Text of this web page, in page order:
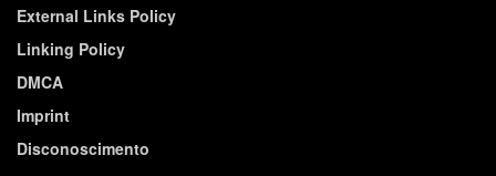
External Links Policy
Linking Policy
DMCA
Imprint
Disconoscimento